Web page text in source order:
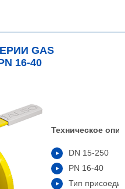
GAS
16-40
Техническое
DN 15-250
PN 16-40
Тип